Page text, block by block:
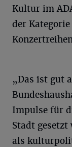
Kultur im
der
„Das ist gut
Impulse für
Stadt
als